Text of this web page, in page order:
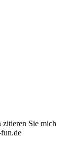
Sie mich